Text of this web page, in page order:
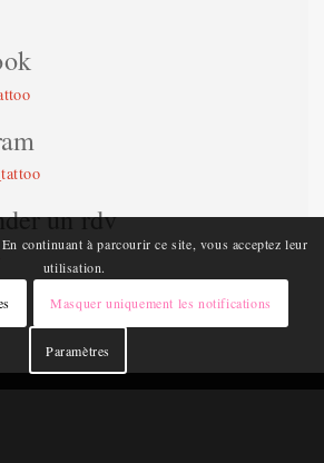
un rdv
continuant à parcourir ce site, vous acceptez leur
utilisation.
Masquer uniquement les notifications
Paramètres